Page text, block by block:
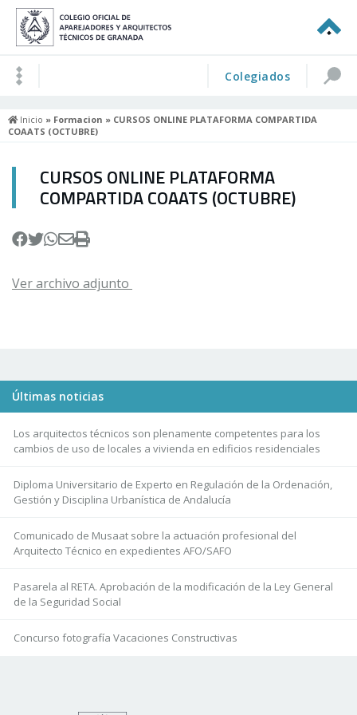
Colegiados
Inicio » Formacion » CURSOS ONLINE PLATAFORMA COMPARTIDA
COAATS (OCTUBRE)
CURSOS ONLINE PLATAFORMA
COMPARTIDA COAATS (OCTUBRE)
Ver archivo adjunto
Últimas noticias
Los arquitectos técnicos son plenamente competentes para los
cambios de uso de locales a vivienda en edificios residenciales
Diploma Universitario de Experto en Regulación de la Ordenación,
Gestión y Disciplina Urbanística de Andalucía
Comunicado de Musaat sobre la actuación profesional del
Arquitecto Técnico en expedientes AFO/SAFO
Pasarela al RETA. Aprobación de la modificación de la Ley General
de la Seguridad Social
Concurso fotografía Vacaciones Constructivas